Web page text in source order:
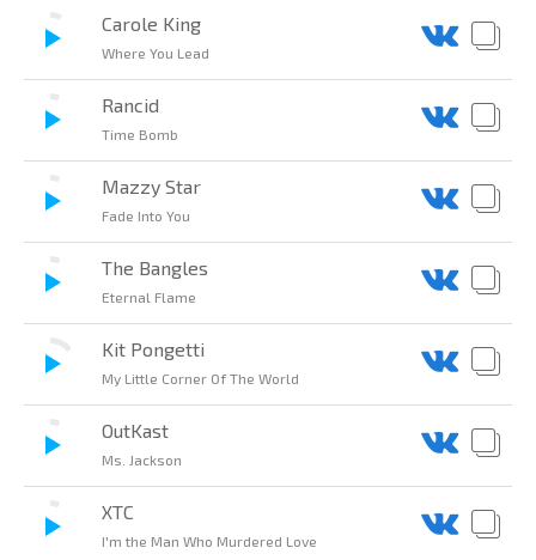
Carole King
Where You Lead
Rancid
Time Bomb
Mazzy Star
Fade Into You
The Bangles
Eternal Flame
Kit Pongetti
My Little Corner Of The World
OutKast
Ms. Jackson
XTC
I'm the Man Who Murdered Love